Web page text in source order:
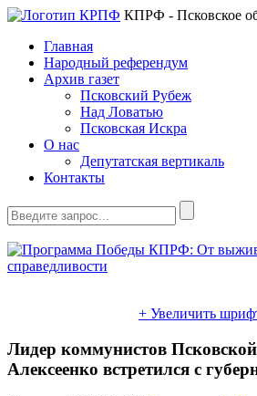
КПРФ - Псковское
Главная
Народный референдум
Архив газет
Псковский Рубеж
Над Ловатью
Псковская Искра
О нас
Депутатская вертикаль
Контакты
+ Увеличить
Лидер коммунистов
Алексеенко встретился с